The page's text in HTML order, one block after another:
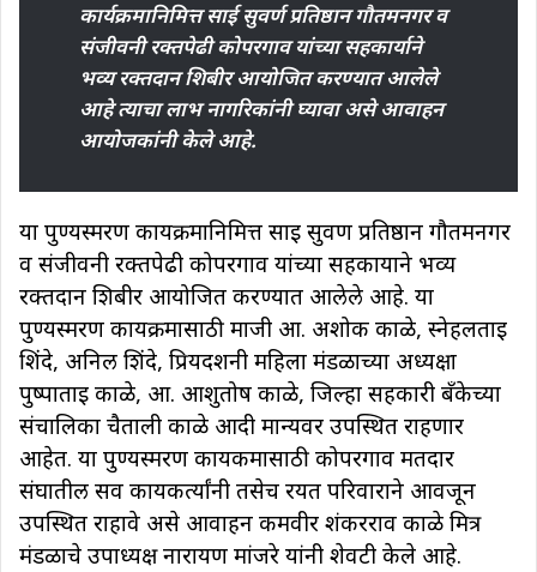
कार्यक्रमानिमित्त साई सुवर्ण प्रतिष्ठान गौतमनगर व
संजीवनी रक्तपेढी कोपरगाव यांच्या सहकार्याने
भव्य रक्तदान शिबीर आयोजित करण्यात आलेले
आहे त्याचा लाभ नागरिकांनी घ्यावा असे आवाहन
आयोजकांनी केले आहे.
या पुण्यस्मरण कार्यक्रमानिमित्त साई सुवर्ण प्रतिष्ठान गौतमनगर
व संजीवनी रक्तपेढी कोपरगाव यांच्या सहकार्याने भव्य
रक्तदान शिबीर आयोजित करण्यात आलेले आहे. या
पुण्यस्मरण कार्यक्रमासाठी माजी आ. अशोक काळे, स्नेहलताई
शिंदे, अनिल शिंदे, प्रियदर्शनी महिला मंडळाच्या अध्यक्षा
पुष्पाताई काळे, आ. आशुतोष काळे, जिल्हा सहकारी बँकेच्या
संचालिका चैताली काळे आदी मान्यवर उपस्थित राहणार
आहेत. या पुण्यस्मरण कार्यकमासाठी कोपरगाव मतदार
संघातील सर्व कार्यकर्त्यांनी तसेच रयत परिवाराने आवर्जून
उपस्थित राहावे असे आवाहन कर्मवीर शंकरराव काळे मित्र
मंडळाचे उपाध्यक्ष नारायण मांजरे यांनी शेवटी केले आहे.